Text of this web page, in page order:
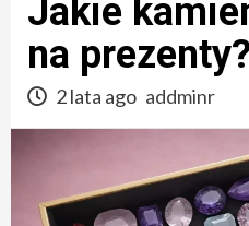
Jakie
na prezenty?
2 lata ago addminr